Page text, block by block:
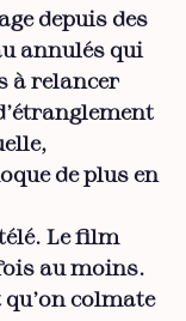
depuis des
annulés qui
à relancer
de plus en
Le film
au moins.
qu’on colmate